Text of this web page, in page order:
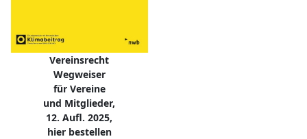
Vereinsrecht
Wegweiser
für Vereine
und Mitglieder,
12. Aufl. 2025,
hier bestellen